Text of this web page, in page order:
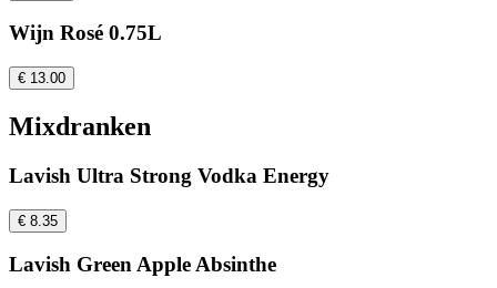
Wijn Rosé 0.75L
€ 13.00
Mixdranken
Lavish Ultra Strong Vodka Energy
€ 8.35
Lavish Green Apple Absinthe